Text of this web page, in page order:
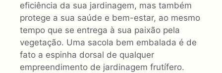
eficiência da sua jardinagem, mas também
protege a sua saúde e bem-estar, ao mesmo
tempo que se entrega à sua paixão pela
vegetação. Uma sacola bem embalada é de
fato a espinha dorsal de qualquer
empreendimento de jardinagem frutífero.